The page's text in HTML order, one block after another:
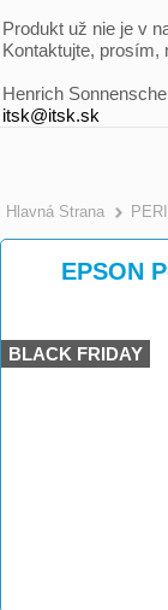
Produkt už nie je v
Kontaktujte, prosím,
Henrich
itsk@itsk.sk
Hlavná Strana
EPSON
BLACK FRIDAY